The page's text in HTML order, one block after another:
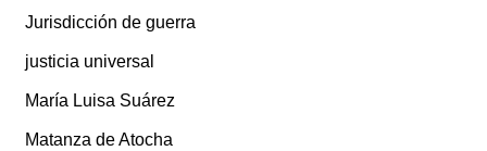
Jurisdicción de guerra
justicia universal
María Luisa Suárez
Matanza de Atocha